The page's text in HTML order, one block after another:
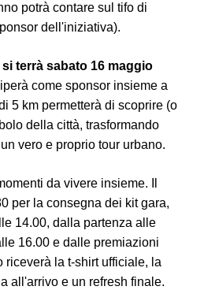
potrà contare sul tifo di
dell'iniziativa).
terrà sabato 16 maggio
come sponsor insieme a
5 km permetterà di scoprire (o
della città, trasformando
vero e proprio tour urbano.
da vivere insieme. Il
per la consegna dei kit gara,
14.00, dalla partenza alle
16.00 e dalle premiazioni
riceverà la t-shirt ufficiale, la
all'arrivo e un refresh finale.